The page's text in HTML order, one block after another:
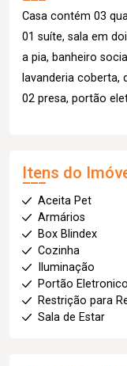
Casa contém 03
01 suíte, sala em
a pia, banheiro
lavanderia coberta,
02 presa, portão
Itens do
Aceita Pet
Armários
Box Blindex
Cozinha
Iluminação
Portão Eletronico
Restrição para
Sala de Estar